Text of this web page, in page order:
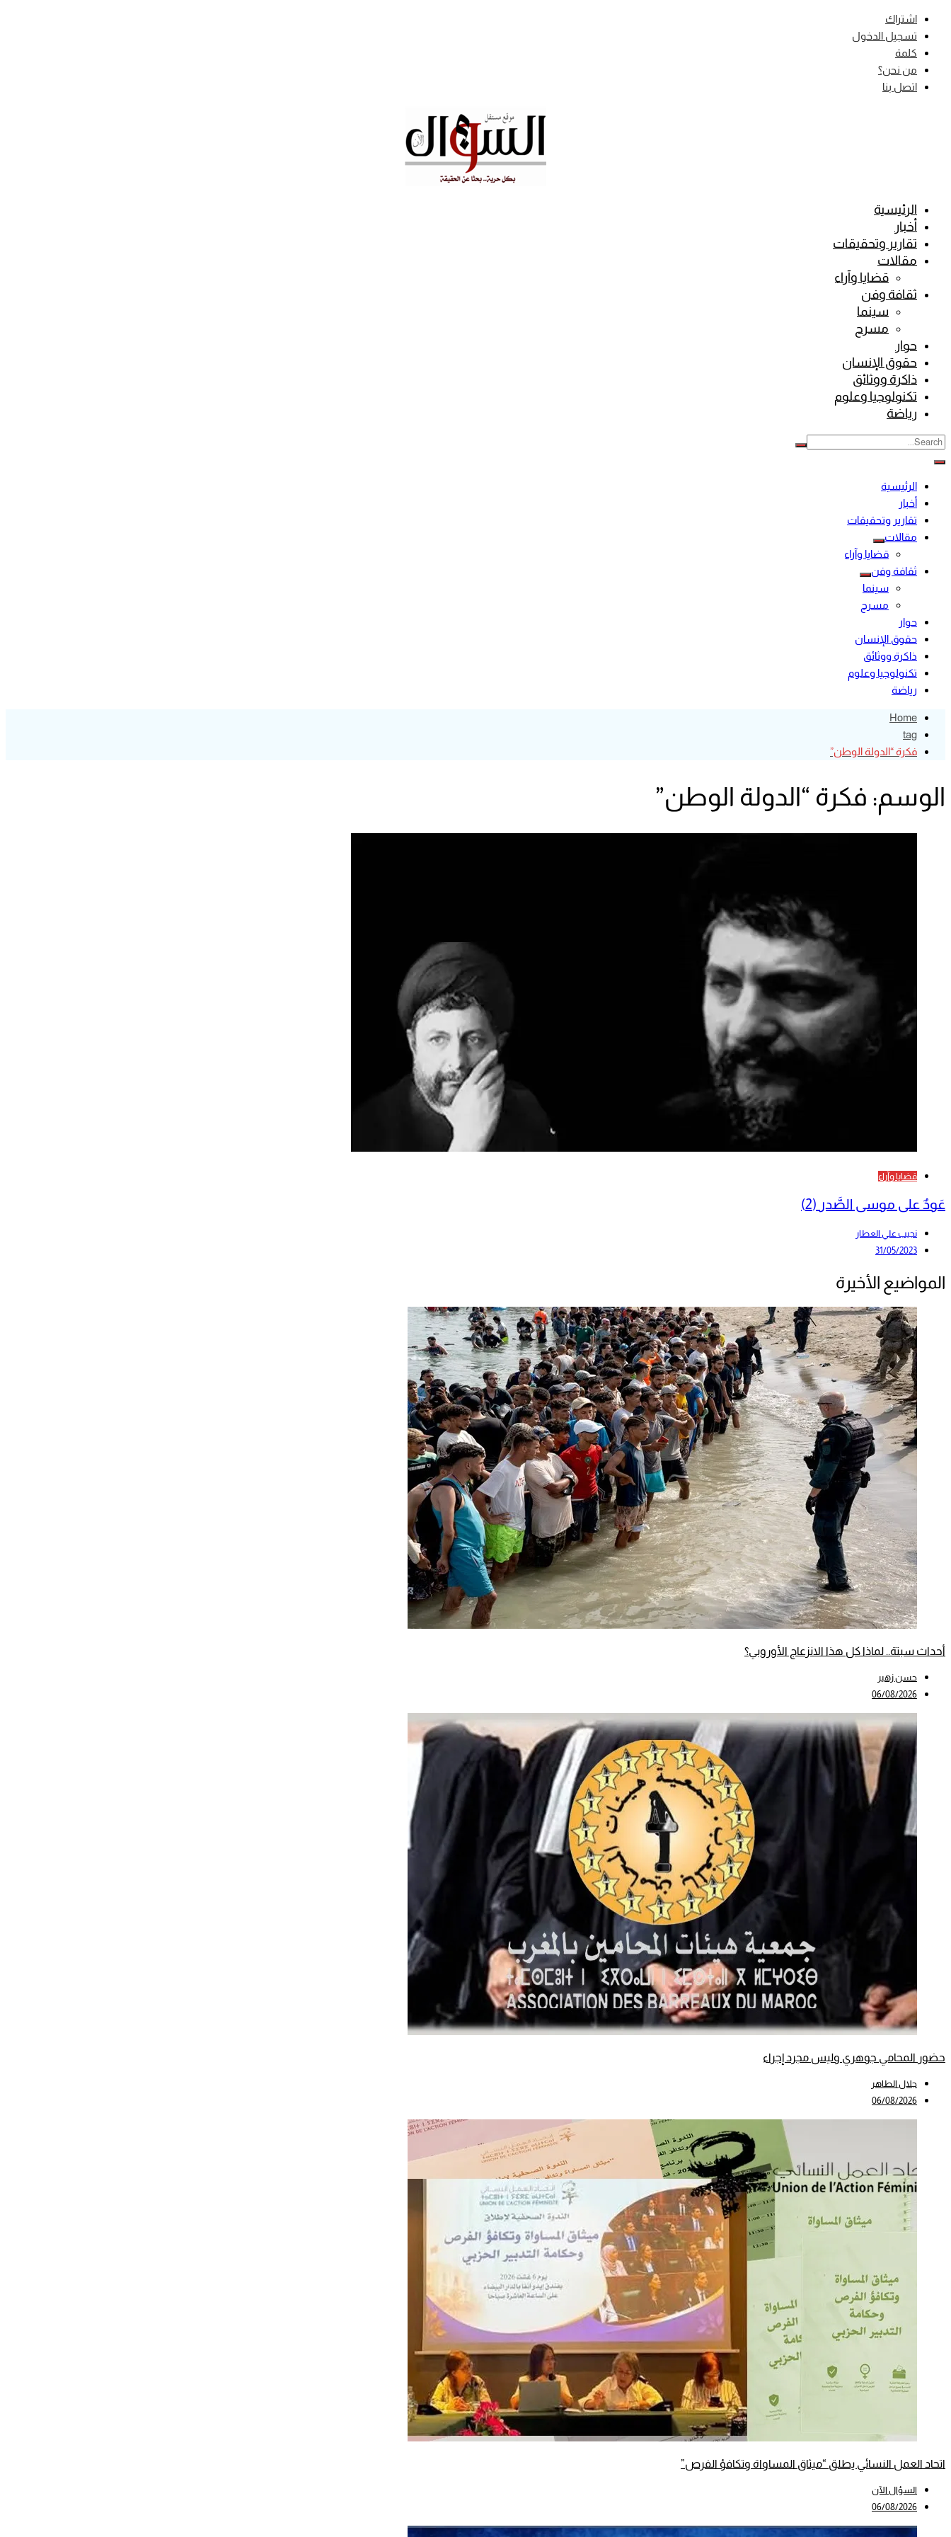
Skip
content
اشتراك
تسجيل الدخول
كلمة
من نحن؟
اتصل بنا
الرئيسية
أخبار
تقارير وتحقيقات
مقالات
قضايا وآراء
ثقافة وفن
سينما
مسرح
حوار
حقوق الإنسان
ذاكرة ووثائق
تكنولوجيا وعلوم
رياضة
الرئيسية
أخبار
تقارير وتحقيقات
مقالات
قضايا وآراء
ثقافة وفن
سينما
مسرح
حوار
حقوق الإنسان
ذاكرة ووثائق
تكنولوجيا وعلوم
رياضة
Home
tag
فكرة “الدولة الوطن”
الوسم: فكرة “الدولة الوطن”
قضايا وآراء
عَودٌ على موسى الصَّدر (2)
نجيب علي العطار
31/05/2023
المواضيع الأخيرة
أحداث سبتة.. لماذا كل هذا الانزعاج الأوروبي؟
حسن زهير
06/08/2026
حضور المحامي جوهري وليس مجرد إجراء
جلال الطاهر
06/08/2026
اتحاد العمل النسائي يطلق “ميثاق المساواة وتكافؤ الفرص”
السؤال الآن
06/08/2026